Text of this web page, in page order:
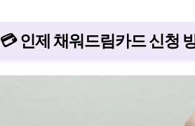
💳 인제 채워드림카드 신청